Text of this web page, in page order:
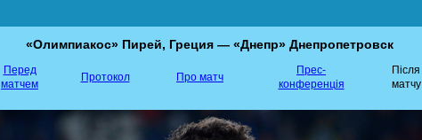
«Олимпиакос» Пирей, Греция — «Днепр» Днепропетровск
Перед
матчем
Протокол Про матч
Прес-
конференція
Після
матчу